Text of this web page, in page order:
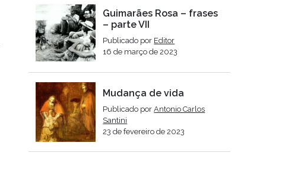
Guimarães Rosa – frases
– parte VII
Publicado por Editor
16 de março de 2023
Mudança de vida
Publicado porAntonio Carlos
Santini
23 de fevereiro de 2023